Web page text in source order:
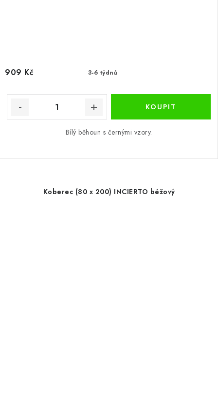
3-6 týdnů
909 Kč
Bílý běhoun s černými vzory.
Koberec (80 x 200) INCIERTO béžový